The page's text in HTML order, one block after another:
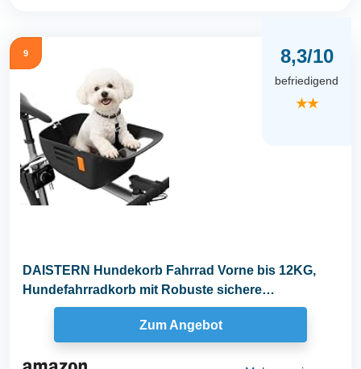
9 8,3/10
befriedigend
★★
DAISTERN Hundekorb Fahrrad Vorne bis 12KG,
Hundefahrradkorb mit Robuste sichere
Bodenplatte...
Zum Angebot